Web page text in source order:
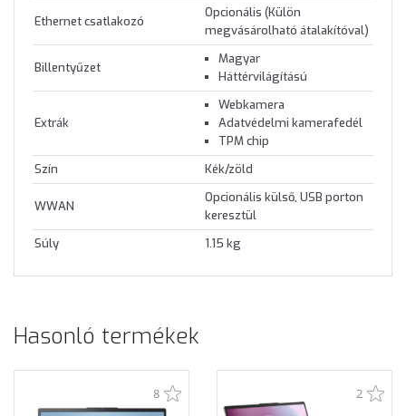
Ethernet csatlakozó
Opcionális (Külön
megvásárolható átalakítóval)
Billentyűzet
Magyar
Háttérvilágítású
Extrák
Webkamera
Adatvédelmi kamerafedél
TPM chip
Szín
Kék/zöld
WWAN
Opcionális külső, USB porton
keresztül
Súly
1.15 kg
Hasonló termékek
8 2